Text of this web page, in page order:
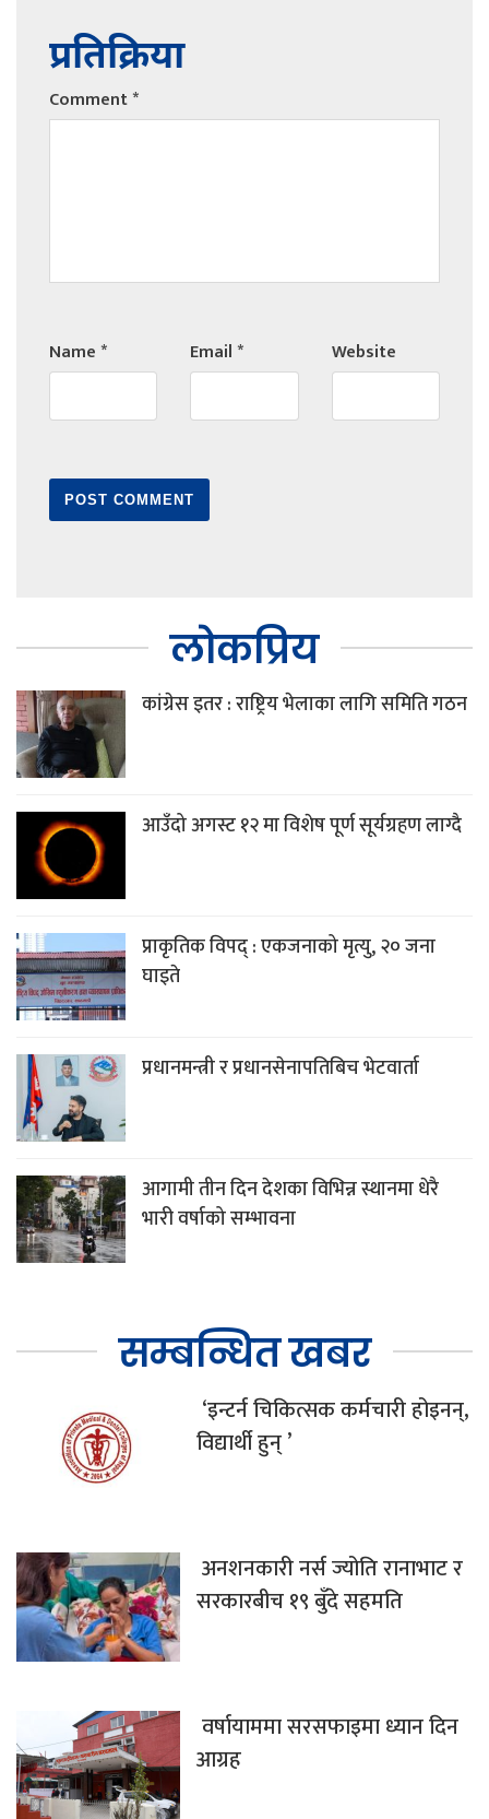
प्रतिक्रिया
Comment*
Name* Email* Website
लोकप्रिय
कांग्रेस इतर : राष्ट्रिय भेलाका लागि समिति गठन
आउँदो अगस्ट १२ मा विशेष पूर्ण सूर्यग्रहण लाग्दै
प्राकृतिक विपद् : एकजनाको मृत्यु, २० जना
घाइते
प्रधानमन्त्री र प्रधानसेनापतिबिच भेटवार्ता
आगामी तीन दिन देशका विभिन्न स्थानमा धेरै
भारी वर्षाको सम्भावना
सम्बन्धित खबर
‘इन्टर्न चिकित्सक कर्मचारी होइनन्,
विद्यार्थी हुन् ’
अनशनकारी नर्स ज्योति रानाभाट र
सरकारबीच १९ बुँदे सहमति
वर्षायाममा सरसफाइमा ध्यान दिन
आग्रह